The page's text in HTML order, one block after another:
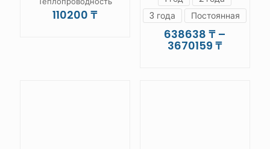
110200₸
3 года
Постоянная
638638₸ –
3670159 ₸